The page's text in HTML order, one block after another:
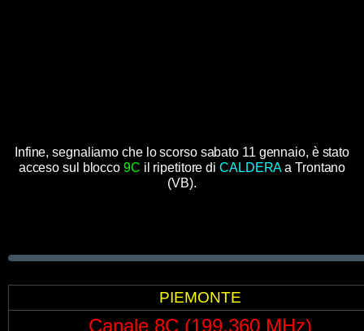
Infine, segnaliamo che lo scorso sabato 11 gennaio, è stato
acceso sul blocco 9C il ripetitore di CALDERAa Trontano
(VB).
PIEMONTE
Canale 8C (199,360 MHz)